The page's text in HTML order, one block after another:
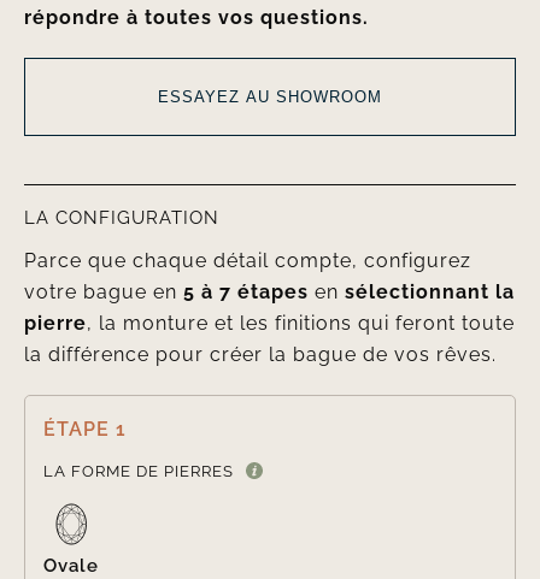
répondre à toutes vos questions.
ESSAYEZ AU SHOWROOM
LA CONFIGURATION
Parce que chaque détail compte, configurez
votre bague en 5 à 7 étapes en sélectionnant la
pierre, la monture et les finitions qui feront toute
la différence pour créer la bague de vos rêves.
ÉTAPE 1
LA FORME DE PIERRES
Ovale